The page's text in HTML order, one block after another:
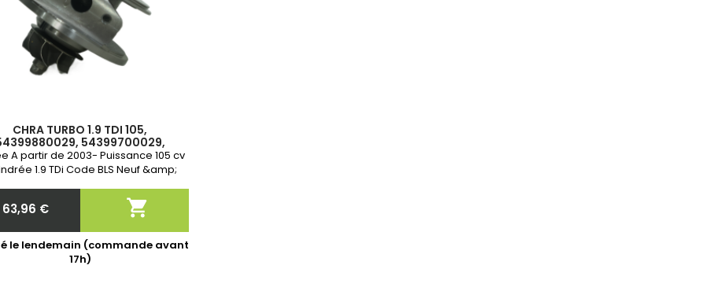
CHRA TURBO 1.9 TDI 105,
54399700029,
03G253019K
A partir de 2003- Puissance 105 cv
1.9 TDi Code BLS Neuf &amp;
Prix
63,96 € 
le lendemain (commande avant
17h)